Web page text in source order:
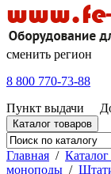
сменить регион
8 800 770-73-88
Пункт выдачи
Каталог товаров
Главная / Каталог
моноподы /